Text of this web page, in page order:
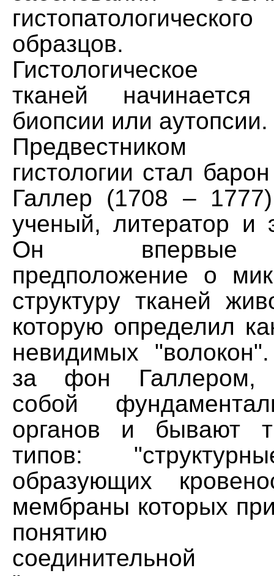
образцов.
Гистологическое
тканей
биопсии или аутопсии.
Предвестником
гистологии стал
Галлер (1708 –
ученый, литератор и
Он впервые
предположение о
структуру тканей
которую определил
невидимых
за фон Галлером,
собой
органов и бывают
типов:
образующих
мембраны которых
понятию